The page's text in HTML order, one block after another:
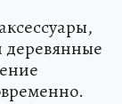
деревянные